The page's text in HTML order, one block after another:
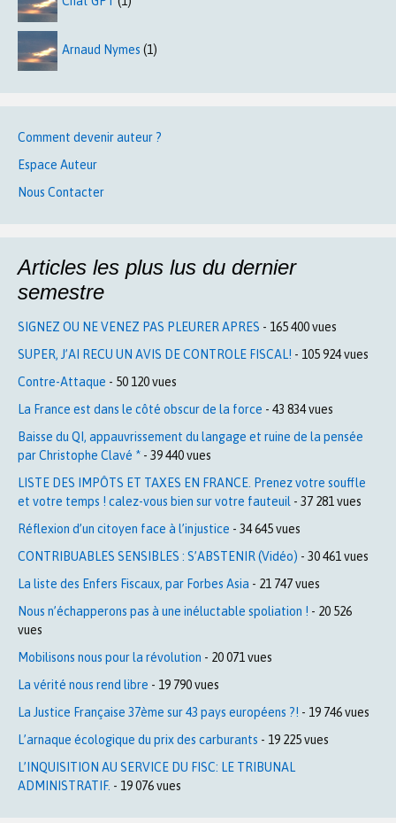
Arnaud Nymes (1)
Comment devenir auteur ?
Espace Auteur
Nous Contacter
Articles les plus lus du dernier
semestre
SIGNEZ OU NE VENEZ PAS PLEURER APRES - 165 400 vues
SUPER, J’AI RECU UN AVIS DE CONTROLE FISCAL! - 105 924 vues
Contre-Attaque - 50 120 vues
La France est dans le côté obscur de la force - 43 834 vues
Baisse du QI, appauvrissement du langage et ruine de la pensée
par Christophe Clavé * - 39 440 vues
LISTE DES IMPÔTS ET TAXES EN FRANCE. Prenez votre souffle
et votre temps ! calez-vous bien sur votre fauteuil - 37 281 vues
Réflexion d’un citoyen face à l’injustice - 34 645 vues
CONTRIBUABLES SENSIBLES : S’ABSTENIR (Vidéo) - 30 461 vues
La liste des Enfers Fiscaux, par Forbes Asia - 21 747 vues
Nous n’échapperons pas à une inéluctable spoliation ! - 20 526
vues
Mobilisons nous pour la révolution - 20 071 vues
La vérité nous rend libre - 19 790 vues
La Justice Française 37ème sur 43 pays européens ?! - 19 746 vues
L’arnaque écologique du prix des carburants - 19 225 vues
L’INQUISITION AU SERVICE DU FISC: LE TRIBUNAL
ADMINISTRATIF. - 19 076 vues